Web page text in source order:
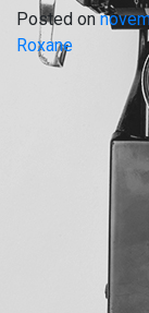
Posted on
Roxane